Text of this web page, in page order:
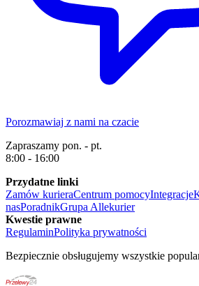
Porozmawiaj z nami na czacie
Zapraszamy pon. - pt.
8:00 - 16:00
Przydatne linki
Zamów kurieraCentrum pomocyIntegracje
nasPoradnikGrupa Allekurier
Kwestie prawne
RegulaminPolityka prywatności
Bezpiecznie obsługujemy wszystkie